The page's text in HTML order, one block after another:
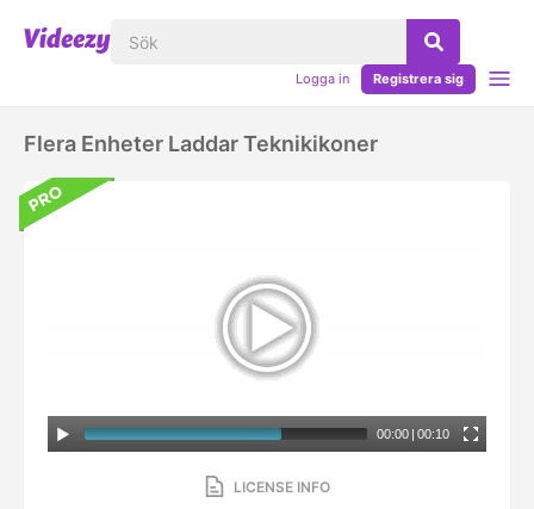
Logga in Registrera sig
Flera Enheter Laddar Teknikikoner
00:00 | 00:10
LICENSE INFO